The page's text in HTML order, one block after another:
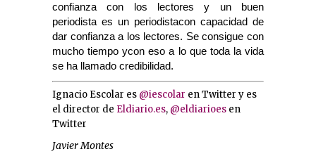
confianza con los lectores y un buen
periodista es un periodistacon capacidad de
dar confianza a los lectores. Se consigue con
mucho tiempo ycon eso a lo que toda la vida
se ha llamado credibilidad.
Ignacio Escolar es @iescolar en Twitter y es
el director de Eldiario.es, @eldiarioes en
Twitter
Javier Montes